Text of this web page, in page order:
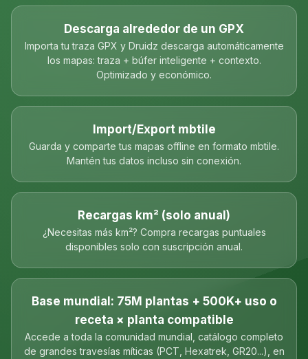
Descarga alrededor de un GPX
Importa tu traza GPX y Druidz descarga automáticamente
los mapas: traza + búfer inteligente + contexto.
Optimizado y económico.
Import/Export mbtile
Guarda y comparte tus mapas offline en formato mbtile.
Mantén tus datos incluso sin conexión.
Recargas km² (solo anual)
¿Necesitas más km²? Compra recargas puntuales
disponibles solo con suscripción anual.
Base mundial: 75M plantas + 500K+ uso o
receta × planta compatible
Accede a toda la comunidad mundial, catálogo completo
de grandes travesías míticas (PCT, Hexatrek, GR20...), en